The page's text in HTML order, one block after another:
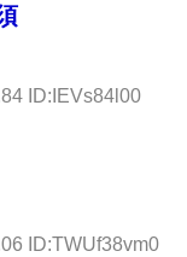
ID:IEVs84l00
ID:TWUf38vm0